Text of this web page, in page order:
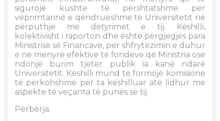
sigurojë kushte të përshtatshme për
veprimtarinë e qëndrueshme të Universitetit në
përputhje me detyrimet e tij. Këshilli,
kolektivisht i raporton dhe është përgjegjës para
Ministrisë së Financave, për shfrytëzimin e duhur
e në mënyrë efektive të fondeve që Ministria ose
ndonjë burim tjetër publik ia kanë ndarë
Universitetit. Këshilli mund të formojë komisione
të përkohshme për ta këshilluar atë lidhur me
aspekte të veçanta të punës së tij.
Përbërja: